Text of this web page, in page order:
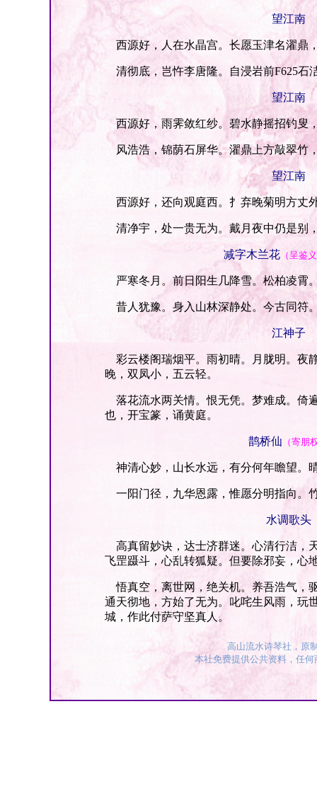
望江南
西源好，人在水晶宫。长愿玉津名濯鼎
清彻底，岂忤李唐隆。自浸岩前F625石
望江南
西源好，雨霁敛红纱。碧水静摇招钓叟
风浩浩，锦荫石屏华。濯鼎上方敲翠竹
望江南
西源好，还向观庭西。扌弃晚菊明方丈
清净宇，处一贵无为。戴月夜中仍是别
减字木兰花（呈鉴
严寒冬月。前日阳生几降雪。松柏凌霄
昔人犹豫。身入山林深静处。今古同符
江神子
彩云楼阁瑞烟平。雨初晴。月胧明。夜
晚，双凤小，五云轻。
落花流水两关情。恨无凭。梦难成。倚
也，开宝篆，诵黄庭。
鹊桥仙 （寄朋
神清心妙，山长水远，有分何年瞻望。
一阳门径，九华恩露，惟愿分明指向。
水调歌头
高真留妙诀，达士济群迷。心清行洁，
飞罡蹑斗，心乱转狐疑。但要除邪妄，心
悟真空，离世网，绝关机。养吾浩气，
通天彻地，方始了无为。叱咤生风雨，玩
城，作此付萨守坚真人。
高山流水诗琴社，原
本社免费提供公共资料，任